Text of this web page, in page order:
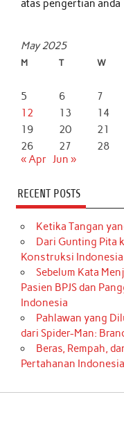
atas pengertian anda
May 2025
M T W
5
6 7
12
13 14
19
20 21
26
27 28
« Apr Jun »
RECENT POSTS
Ketika Tangan
Dari Gunting Pita
Konstruksi Indonesia
Sebelum Kata
Pasien BPJS dan
Indonesia
Pahlawan yang
dari Spider-Man:
Beras, Rempah,
Pertahanan Indonesia